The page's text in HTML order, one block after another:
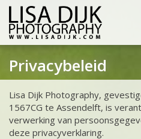
Privacybeleid
Lisa Dijk Photography,
1567CG te Assendelft, is
verwerking van
deze privacyverklaring.